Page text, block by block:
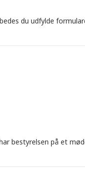
du udfylde
bestyrelsen på et